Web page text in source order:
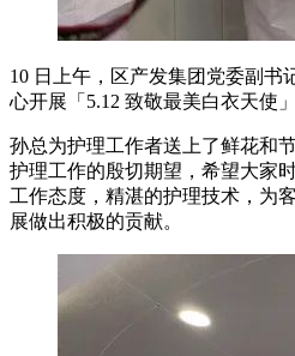
10 日上午，区产发集团党委副书
心开展「5.12 致敬最美白衣天使
孙总为护理工作者送上了鲜花和
护理工作的殷切期望，希望大家
工作态度，精湛的护理技术，为
展做出积极的贡献。